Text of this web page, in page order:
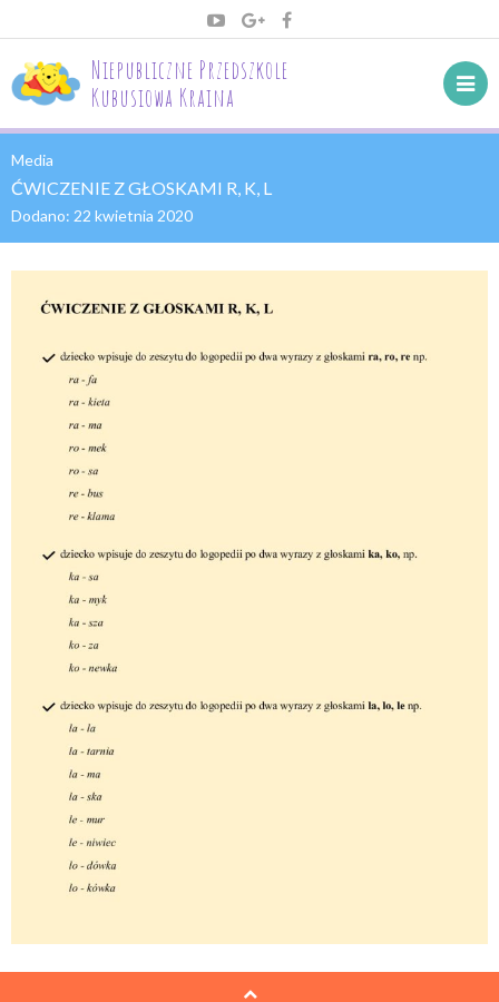
Niepubliczne Przedszkole
Kubusiowa Kraina
Media
ĆWICZENIE Z GŁOSKAMI R, K, L
Dodano: 22 kwietnia 2020